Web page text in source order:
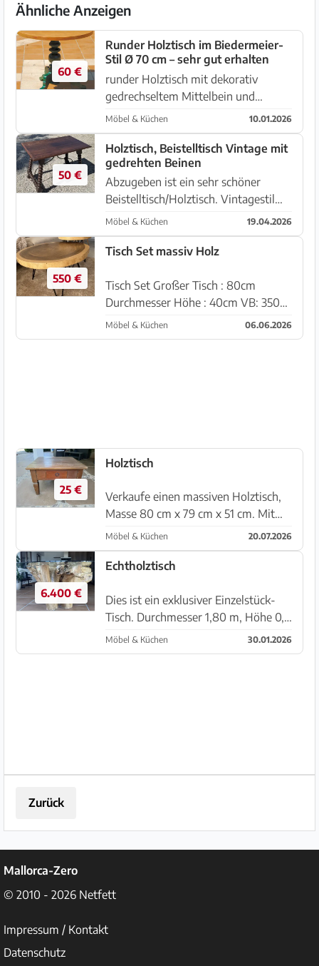
Ähnliche Anzeigen
60 €
Runder Holztisch im Biedermeier-
Stil Ø 70 cm – sehr gut erhalten
runder Holztisch mit dekorativ
gedrechseltem Mittelbein und
elegant geschwungenen Füßen.
Durch diese Bauweise kann er nicht
"kippeln". Der Tisch ist gut erhalten
und weist lediglich sehr leichte G...
Möbel & Küchen 10.01.2026
50 €
Holztisch, Beistelltisch Vintage mit
gedrehten Beinen
Abzugeben ist ein sehr schöner
Beistelltisch/Holztisch. Vintagestil
mit gedrehten Beinen, aufwendig
gearbeitet. Gut erhalten.
100x62x74cm
Möbel & Küchen 19.04.2026
550 €
Tisch Set massiv Holz
Tisch Set Großer Tisch : 80cm
Durchmesser Höhe : 40cm VB: 350€
Kleiner Tisch : 50 cm Durchmesser
Höhe: 50cm VB: 200€ Sehr guter
Möbel & Küchen 06.06.2026
25 €
Holztisch
Verkaufe einen massiven Holztisch,
Masse 80 cm x 79 cm x 51 cm. Mit
einer Schublade. Guter, solider
Zustand. Abholung in der Nähe von
Felanitx/Mallorca.
Möbel & Küchen 20.07.2026
6.400 €
Echtholztisch
Dies ist ein exklusiver Einzelstück-
Tisch. Durchmesser 1,80 m, Höhe 0,8
cm. Der Preis ist verhandelbar. Der
Tisch befindet sich in Colonia de San
Möbel & Küchen 30.01.2026
Zurück
Mallorca-Zero
© 2010 - 2026 Netfett
Impressum / Kontakt
Datenschutz